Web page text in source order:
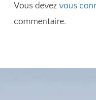
Vous devezvous
commentaire.